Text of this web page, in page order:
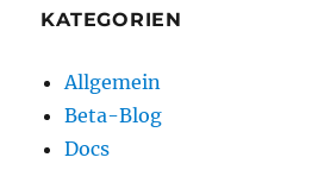
KATEGORIEN
Allgemein
Beta-Blog
Docs